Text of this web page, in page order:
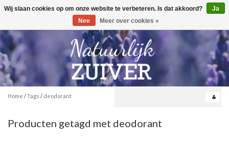
Toggle
0
Home /Tags / deodorant
Producten getagd met deodorant
Wij slaan cookies op om onze website te verbeteren. Is dat akkoord?
Ja
Nee
Meer over cookies »